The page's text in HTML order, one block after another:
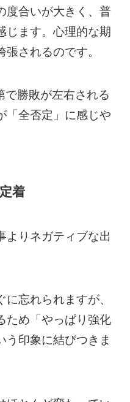
度合いが大きく、普
じます。心理的な期
されるのです。
勝敗が左右される
「全否定」に感じや
着
よりネガティブな出
忘れられますが、
ため「やっぱり強化
う印象に結びつきま